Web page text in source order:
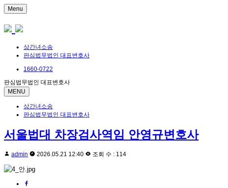
Menu
상간녀소송
판심법무법인 대표변호사
1660-0722
판심법무법인 대표변호사
MENU
상간녀소송
판심법무법인 대표변호사
서울법대 차장검사역임 안영규변호사
admin 2026.05.21 12:40 조회 수 : 114